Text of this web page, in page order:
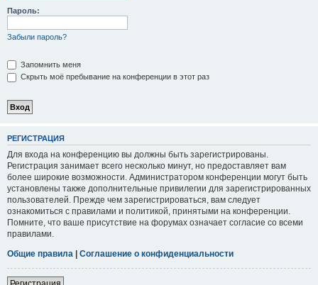
Пароль:
Забыли пароль?
Запомнить меня
Скрыть моё пребывание на конференции в этот раз
РЕГИСТРАЦИЯ
Для входа на конференцию вы должны быть зарегистрированы.
Регистрация занимает всего несколько минут, но предоставляет вам
более широкие возможности. Администратором конференции могут быть
установлены также дополнительные привилегии для зарегистрированных
пользователей. Прежде чем зарегистрироваться, вам следует
ознакомиться с правилами и политикой, принятыми на конференции.
Помните, что ваше присутствие на форумах означает согласие со всеми
правилами.
Общие правила
Соглашение о конфиденциальности